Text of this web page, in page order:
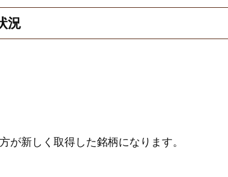
況
が新しく取得した銘柄になります。